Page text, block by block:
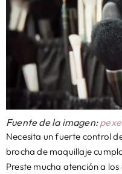
Fuente de la imagen:
Necesita un fuerte control
brocha de maquillaje
Preste mucha atención a